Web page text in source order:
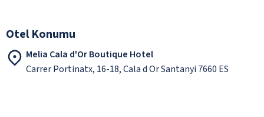
Otel Konumu
Melia Cala d'Or Boutique Hotel
Carrer Portinatx, 16-18, Cala d Or Santanyi 7660 ES